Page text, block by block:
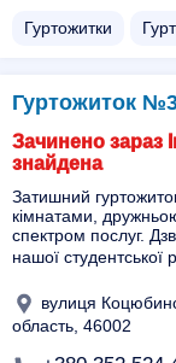
Гуртожитки
Гуртожиток
Зачинено зараз
знайдена
Затишний
кімнатами,
спектром послуг.
нашої
вулиця
область, 46002